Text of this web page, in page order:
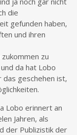
die
gefunden haben,
und ihren
zu
da hat Lobo
geschehen ist,
Lobo erinnert an
Jahren, als
der Publizistik der